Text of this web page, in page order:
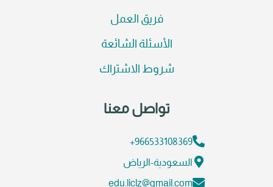
فريق العمل
الأسئلة الشائعة
شروط الاشتراك
تواصل معنا
966533108369+
السعودية-الرياض
edu.liclz@gmail.com